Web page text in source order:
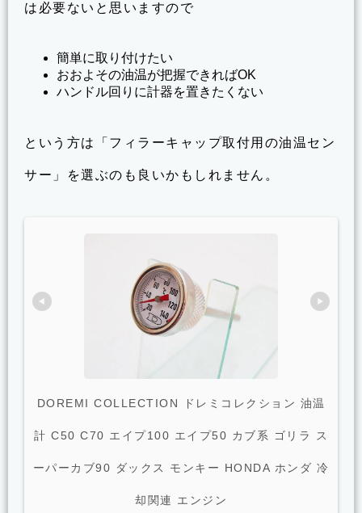
は必要ないと思いますので
簡単に取り付けたい
おおよその油温が把握できればOK
ハンドル回りに計器を置きたくない
という方は「フィラーキャップ取付用の油温セン
サー」を選ぶのも良いかもしれません。
DOREMI COLLECTION ドレミコレクション 油温
計 C50 C70 エイプ100 エイプ50 カブ系 ゴリラ ス
ーパーカブ90 ダックス モンキー HONDA ホンダ 冷
却関連 エンジン